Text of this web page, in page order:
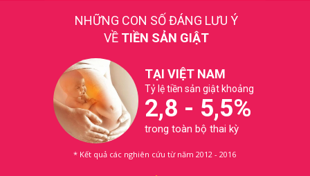
* Kết quả các nghiên cứu từ năm 2012 - 2016
NHỮNG CON SỐ ĐÁNG LƯU Ý
VỀ TIỀN SẢN GIẬT
TẠI VIỆT NAM
Tỷ lệ tiền sản giật khoảng
trong toàn bộ thai kỳ
2,8 - 5,5%